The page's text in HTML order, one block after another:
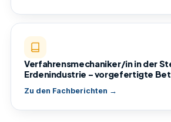
Verfahrensmechaniker/in in der
Erdenindustrie – vorgefertigte
Zu den Fachberichten →